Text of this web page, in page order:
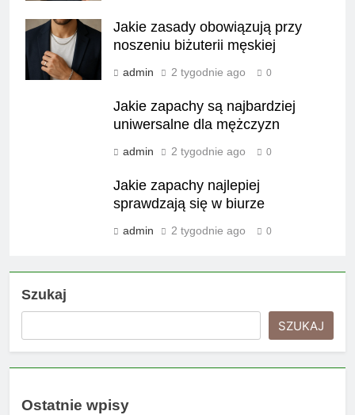
Jakie zasady obowiązują przy
noszeniu biżuterii męskiej
admin 2 tygodnie ago 0
Jakie zapachy są najbardziej
uniwersalne dla mężczyzn
admin 2 tygodnie ago 0
Jakie zapachy najlepiej
sprawdzają się w biurze
admin 2 tygodnie ago 0
Szukaj
SZUKAJ
Ostatnie wpisy